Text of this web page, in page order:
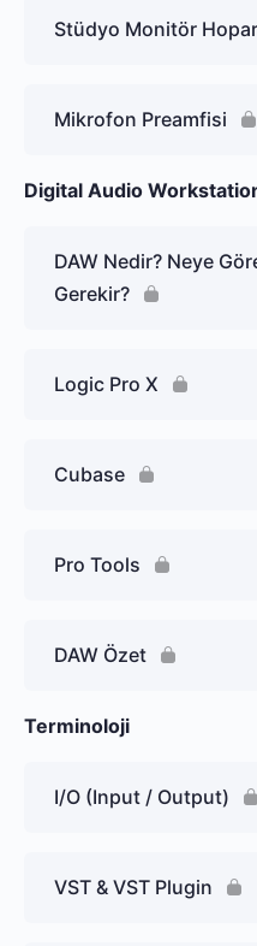
Stüdyo Monitör
Mikrofon Preamfisi
Digital Audio
DAW Nedir? Neye
Gerekir?
Logic Pro X
Cubase
Pro Tools
DAW Özet
Terminoloji
I/O (Input / Output)
VST & VST Plugin